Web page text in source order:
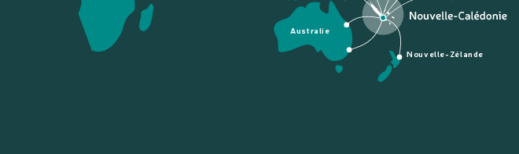
Nouvelle-Zélande
Australie